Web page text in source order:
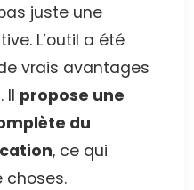
juste une
L’outil a été
vrais avantages
Il propose une
du
, ce qui
choses.